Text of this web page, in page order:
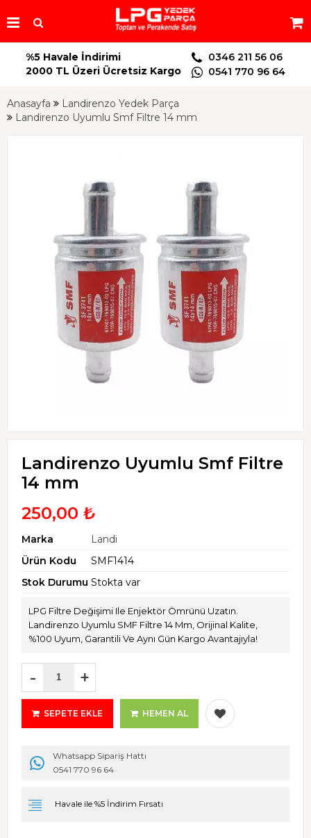
%5 Havale İndirimi
2000 TL Üzeri Ücretsiz Kargo
0346 211 56 06
0541 770 96 64
Anasayfa
Landirenzo Yedek Parça
Landirenzo Uyumlu Smf Filtre 14 mm
Landirenzo Uyumlu Smf Filtre
14 mm
250,00 ₺
Marka
Landi
Ürün Kodu
SMF1414
Stok Durumu Stokta var
LPG Filtre Değişimi Ile Enjektör Ömrünü Uzatın.
Landirenzo Uyumlu SMF Filtre 14 Mm, Orijinal Kalite,
%100 Uyum, Garantili Ve Aynı Gün Kargo Avantajıyla!
- +
SEPETE EKLE HEMEN AL
Whatsapp Sipariş Hattı
0541 770 96 64
Havale ile %5 İndirim Fırsatı